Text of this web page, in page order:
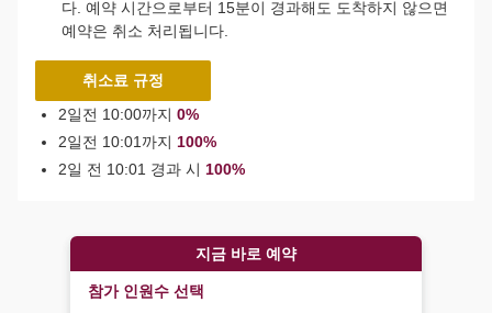
다. 예약 시간으로부터 15분이 경과해도 도착하지 않으면
예약은 취소 처리됩니다.
취소료 규정
2일전 10:00까지 0%
2일전 10:01까지 100%
2일 전 10:01 경과 시 100%
지금 바로 예약
참가 인원수 선택